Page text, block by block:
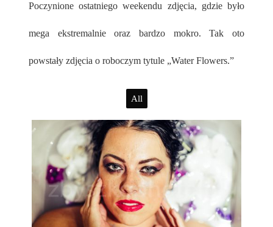
Poczynione ostatniego weekendu zdjęcia, gdzie było
mega ekstremalnie oraz bardzo mokro. Tak oto
powstały zdjęcia o roboczym tytule „Water Flowers.”
All